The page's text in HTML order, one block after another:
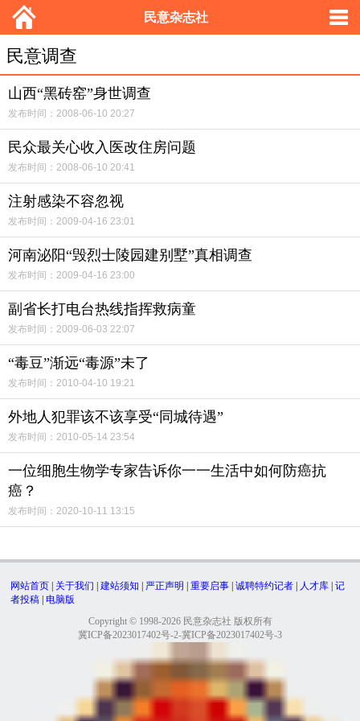
民意杂志社
民意调查
山西“黑砖窑”身世调查
发布时间：2008-06-10 20:27
民众最关心收入医改住房问题
发布时间：2008-06-10 20:41
注射感染不容忽视
发布时间：2009-04-16 23:01
河南泌阳“毁烈士陵园建别墅”真相调查
发布时间：2009-04-16 23:00
副省长打电台热线指挥救病童
发布时间：2009-06-03 22:07
“毒豆”渐远“毒源”未了
发布时间：2010-04-10 19:21
外地人犯罪该不该享受“同城待遇”
发布时间：2010-05-14 23:54
一位细胞生物学专家告诉你一一生活中如何防癌抗
癌？
发布时间：2020-10-11 13:15
网站首页 关于我们 |建站须知 严正声明 |重要启事 |诚聘特约记者 人才库 |记
者投稿 |电脑版
Copyright © 1998-2026 民意杂志社 版权所有
冀ICP备2023017402号-2-冀ICP备2023017402号-3